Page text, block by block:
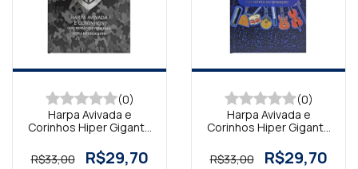
(0)
Harpa Avivada e
Corinhos Hiper Gigante
Camuflada
R$33,00 R$29,70
(0)
Harpa Avivada e
Corinhos Hiper Gigante
Musicais
R$33,00 R$29,70